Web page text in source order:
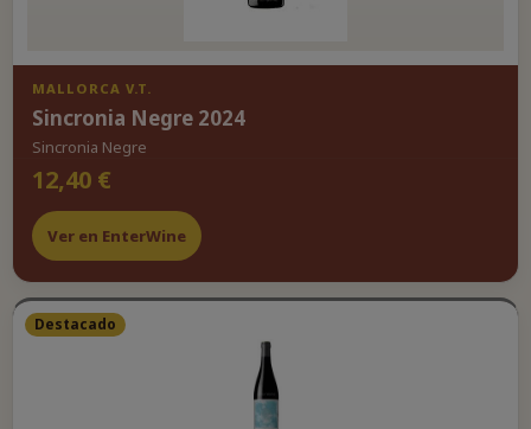
MALLORCA V.T.
Sincronia Negre 2024
Sincronia Negre
12,40 €
Ver en EnterWine
Destacado